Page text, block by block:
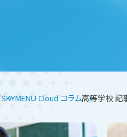
SKYMENU Cloud コラム高等学校 記